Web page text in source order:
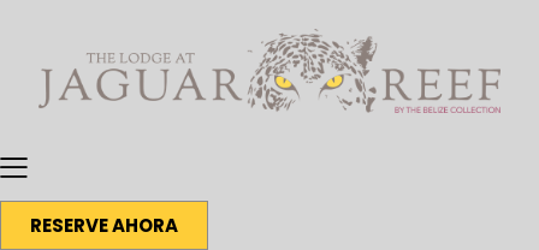
RESERVE AHORA